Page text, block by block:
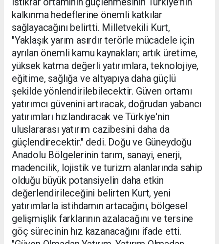
kalkınma hedeflerine önemli katkılar
sağlayacağını belirtti. Milletvekili Kurt,
"Yaklaşık yarım asırdır terörle mücadele için
ayrılan önemli kamu kaynakları; artık üretime,
yüksek katma değerli yatırımlara, teknolojiye,
eğitime, sağlığa ve altyapıya daha güçlü
şekilde yönlendirilebilecektir. Güven ortamı
yatırımcı güvenini artıracak, doğrudan yabancı
yatırımları hızlandıracak ve Türkiye'nin
uluslararası yatırım cazibesini daha da
güçlendirecektir." dedi. Doğu ve Güneydoğu
Anadolu Bölgelerinin tarım, sanayi, enerji,
madencilik, lojistik ve turizm alanlarında sahip
olduğu büyük potansiyelin daha etkin
değerlendirileceğini belirten Kurt, yeni
yatırımlarla istihdamın artacağını, bölgesel
gelişmişlik farklarının azalacağını ve tersine
göç sürecinin hız kazanacağını ifade etti.